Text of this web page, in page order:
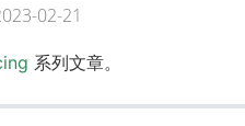
02-21
系列文章。